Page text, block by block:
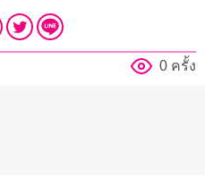
0 ครั้ง